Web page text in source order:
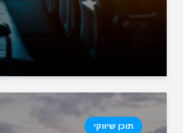
תוכן שיווקי